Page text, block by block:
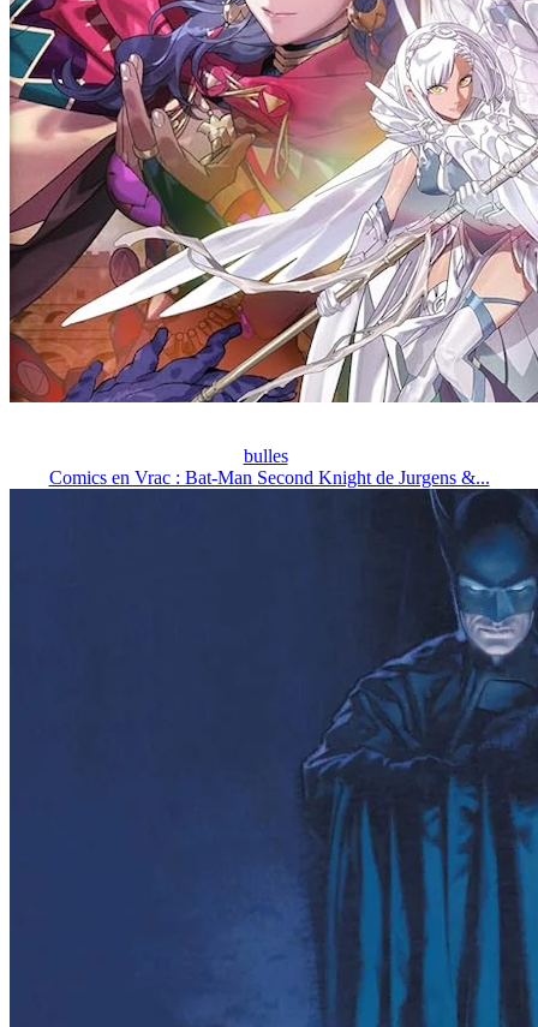
bulles
Comics en Vrac : Bat-Man Second Knight de Jurgens &...